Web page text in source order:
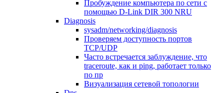
Пробуждение компьютера по сети с
помощью D-Link DIR 300 NRU
Diagnosis
sysadm/networking/diagnosis
Проверяем доступность портов
TCP/UDP
Часто встречается заблуждение, что
traceroute, как и ping, работает только
по пр
Визуализация сетевой топологии